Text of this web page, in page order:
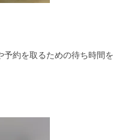
予約を取るための待ち時間を